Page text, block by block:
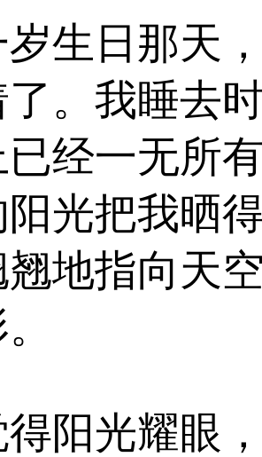
生日那天
。我睡去
经一无所
光把我晒
地指向天
阳光耀眼